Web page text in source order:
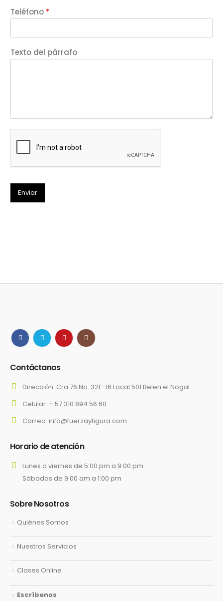
Teléfono *
Texto del párrafo
Enviar
Contáctanos
Dirección: Cra 76 No. 32E-16 Local 501 Belen el Nogal
Celular: + 57 310 894 56 60
Correo: info@fuerzayfigura.com
Horario de atención
Lunes a viernes de 5:00 pm a 9:00 pm:
Sábados de 9:00 am a 1:00 pm
Sobre Nosotros
Quiénes Somos
Nuestros Servicios
Clases Online
Escríbenos